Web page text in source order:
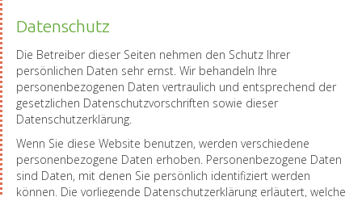
Datenschutz
Die Betreiber dieser Seiten nehmen den Schutz Ihrer
persönlichen Daten sehr ernst. Wir behandeln Ihre
personenbezogenen Daten vertraulich und entsprechend der
gesetzlichen Datenschutzvorschriften sowie dieser
Datenschutzerklärung.
Wenn Sie diese Website benutzen, werden verschiedene
personenbezogene Daten erhoben. Personenbezogene Daten
sind Daten, mit denen Sie persönlich identifiziert werden
können. Die vorliegende Datenschutzerklärung erläutert, welche